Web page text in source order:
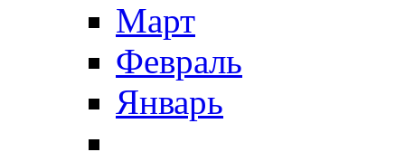
Март
Февраль
Январь